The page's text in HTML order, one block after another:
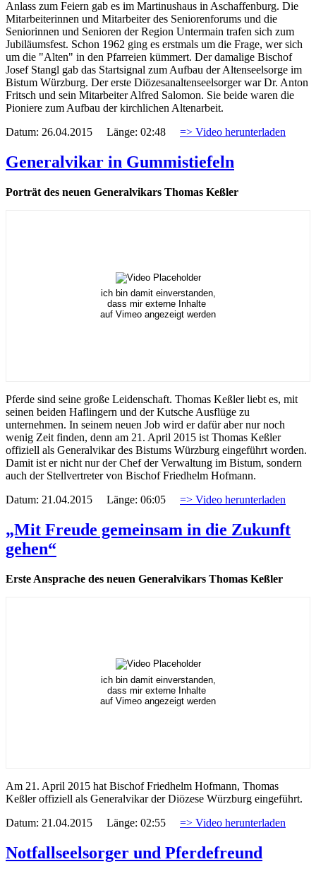
Anlass zum Feiern gab es im Martinushaus in Aschaffenburg. Die
Mitarbeiterinnen und Mitarbeiter des Seniorenforums und die
Seniorinnen und Senioren der Region Untermain trafen sich zum
Jubiläumsfest. Schon 1962 ging es erstmals um die Frage, wer sich
um die "Alten" in den Pfarreien kümmert. Der damalige Bischof
Josef Stangl gab das Startsignal zum Aufbau der Altenseelsorge im
Bistum Würzburg. Der erste Diözesanaltenseelsorger war Dr. Anton
Fritsch und sein Mitarbeiter Alfred Salomon. Sie beide waren die
Pioniere zum Aufbau der kirchlichen Altenarbeit.
Datum: 26.04.2015 Länge: 02:48 => Video herunterladen
Generalvikar in Gummistiefeln
Porträt des neuen Generalvikars Thomas Keßler
ich bin damit einverstanden,
dass mir externe Inhalte
auf Vimeo angezeigt werden
Pferde sind seine große Leidenschaft. Thomas Keßler liebt es, mit
seinen beiden Haflingern und der Kutsche Ausflüge zu
unternehmen. In seinem neuen Job wird er dafür aber nur noch
wenig Zeit finden, denn am 21. April 2015 ist Thomas Keßler
offiziell als Generalvikar des Bistums Würzburg eingeführt worden.
Damit ist er nicht nur der Chef der Verwaltung im Bistum, sondern
auch der Stellvertreter von Bischof Friedhelm Hofmann.
Datum: 21.04.2015 Länge: 06:05 => Video herunterladen
„Mit Freude gemeinsam in die Zukunft
gehen“
Erste Ansprache des neuen Generalvikars Thomas Keßler
ich bin damit einverstanden,
dass mir externe Inhalte
auf Vimeo angezeigt werden
Am 21. April 2015 hat Bischof Friedhelm Hofmann, Thomas
Keßler offiziell als Generalvikar der Diözese Würzburg eingeführt.
Datum: 21.04.2015 Länge: 02:55 => Video herunterladen
Notfallseelsorger und Pferdefreund